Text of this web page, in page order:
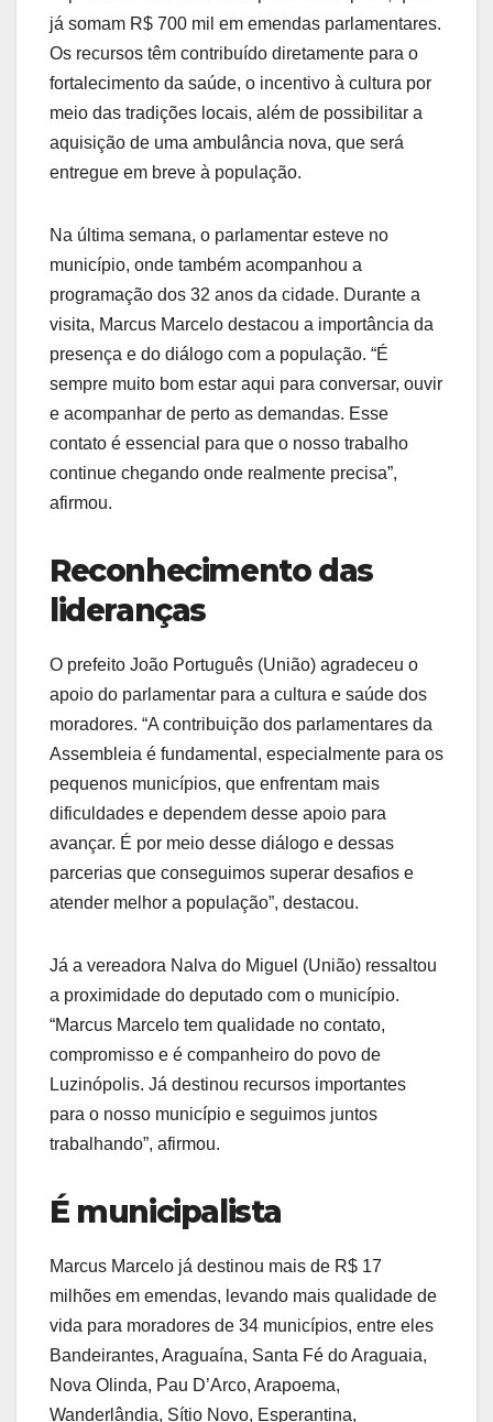
já somam R$ 700 mil em emendas parlamentares.
Os recursos têm contribuído diretamente para o
fortalecimento da saúde, o incentivo à cultura por
meio das tradições locais, além de possibilitar a
aquisição de uma ambulância nova, que será
entregue em breve à população.
Na última semana, o parlamentar esteve no
município, onde também acompanhou a
programação dos 32 anos da cidade. Durante a
visita, Marcus Marcelo destacou a importância da
presença e do diálogo com a população. “É
sempre muito bom estar aqui para conversar, ouvir
e acompanhar de perto as demandas. Esse
contato é essencial para que o nosso trabalho
continue chegando onde realmente precisa”,
afirmou.
Reconhecimento das
lideranças
O prefeito João Português (União) agradeceu o
apoio do parlamentar para a cultura e saúde dos
moradores. “A contribuição dos parlamentares da
Assembleia é fundamental, especialmente para os
pequenos municípios, que enfrentam mais
dificuldades e dependem desse apoio para
avançar. É por meio desse diálogo e dessas
parcerias que conseguimos superar desafios e
atender melhor a população”, destacou.
Já a vereadora Nalva do Miguel (União) ressaltou
a proximidade do deputado com o município.
“Marcus Marcelo tem qualidade no contato,
compromisso e é companheiro do povo de
Luzinópolis. Já destinou recursos importantes
para o nosso município e seguimos juntos
trabalhando”, afirmou.
É municipalista
Marcus Marcelo já destinou mais de R$ 17
milhões em emendas, levando mais qualidade de
vida para moradores de 34 municípios, entre eles
Bandeirantes, Araguaína, Santa Fé do Araguaia,
Nova Olinda, Pau D’Arco, Arapoema,
Wanderlândia, Sítio Novo, Esperantina,